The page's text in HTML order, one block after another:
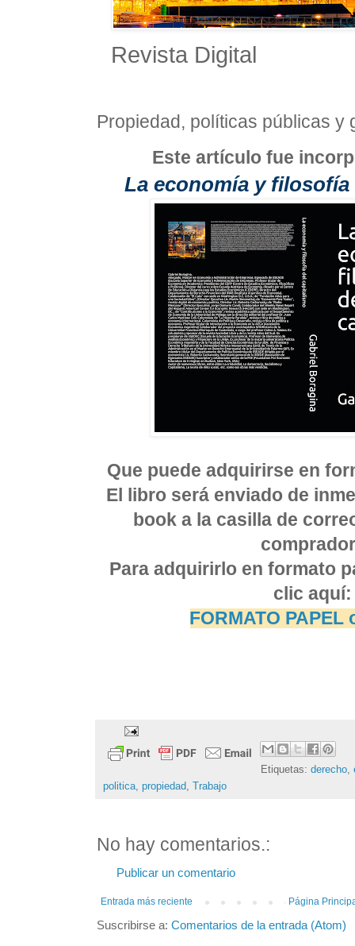
Revista Digital
Propiedad, políticas públicas y
Este artículo fue
La economía y
Que puede adquirirse en
El libro será enviado de
book a la casilla de
Para adquirirlo en formato
clic aquí:
FORMATO PAPEL
Etiquetas:derecho,
politica, propiedad, Trabajo
No hay comentarios.:
Publicar un comentario
Entrada más reciente Página
Suscribirse a: Comentarios de la entrada (Atom)